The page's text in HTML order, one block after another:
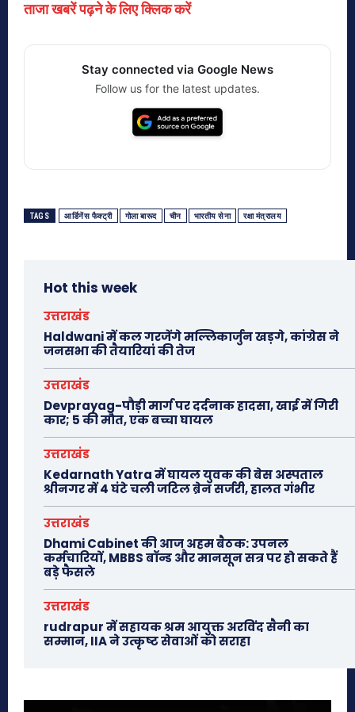
ताजा खबरें पढ़ने के लिए क्लिक करें
Stay connected via Google News
Follow us for the latest updates.
TAGS आर्डिनेंस फैक्ट्री गोला बारूद चीन भारतीय सेना रक्षा मंत्रालय
Hot this week
उत्तराखंड
Haldwani में कल गरजेंगे मल्लिकार्जुन खड़गे, कांग्रेस ने
जनसभा की तैयारियां की तेज
उत्तराखंड
Devprayag-पौड़ी मार्ग पर दर्दनाक हादसा, खाई में गिरी
कार; 5 की मौत, एक बच्चा घायल
उत्तराखंड
Kedarnath Yatra में घायल युवक की बेस अस्पताल
श्रीनगर में 4 घंटे चली जटिल ब्रेन सर्जरी, हालत गंभीर
उत्तराखंड
Dhami Cabinet की आज अहम बैठक: उपनल
कर्मचारियों, MBBS बॉन्ड और मानसून सत्र पर हो सकते हैं
बड़े फैसले
उत्तराखंड
rudrapur में सहायक श्रम आयुक्त अरविंद सैनी का
सम्मान, IIA ने उत्कृष्ट सेवाओं को सराहा